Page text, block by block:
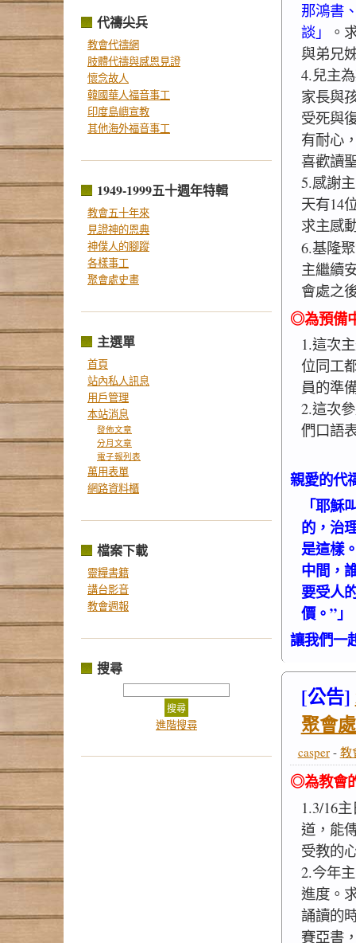
代禱尖兵
教會代禱網
肢體代禱與感恩見證
懷念故人
韓國華人福音事工
印度島嶼宣教
其他海外福音事工
1949-1999五十週年特輯
教會五十年來
見證神的恩典
神僕人的腳蹤
各樣事工
聚會處史畫
主選單
首頁
站內私人訊息
用戶管理
本站消息
發佈文章
分月文章
電子報列表
萬用表單
網路資料櫃
檔案下載
靈糧書籍
講台影音
教會週報
搜尋
進階搜尋
那鴻書
談」
。
與弟兄
4.兒主
家長與
受死與
有耐心
喜歡讀
5.感謝
天有14
求主感
6.基隆
主繼續
會處之
◎為預備
1.這次
位同工
員的準
2.這次
們口語
親愛的代
「耶
的，治
是這樣
中間，
要受人
價。”」
讓我們一
[公告]
聚會
casper- 教
◎為教會
1.3/16
道，能
受教的
2.今年
進度。
誦讀的
賽亞書